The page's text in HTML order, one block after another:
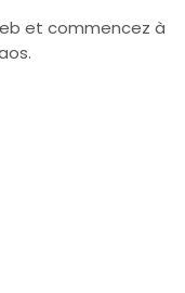
et commencez à